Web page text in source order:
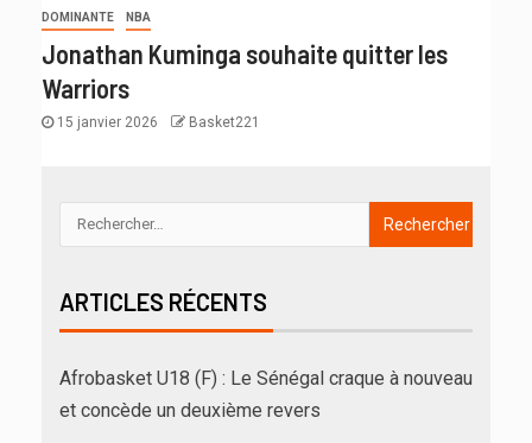
DOMINANTE NBA
Jonathan Kuminga souhaite quitter les
Warriors
15 janvier 2026 Basket221
ARTICLES RÉCENTS
Afrobasket U18 (F) : Le Sénégal craque à nouveau
et concède un deuxième revers